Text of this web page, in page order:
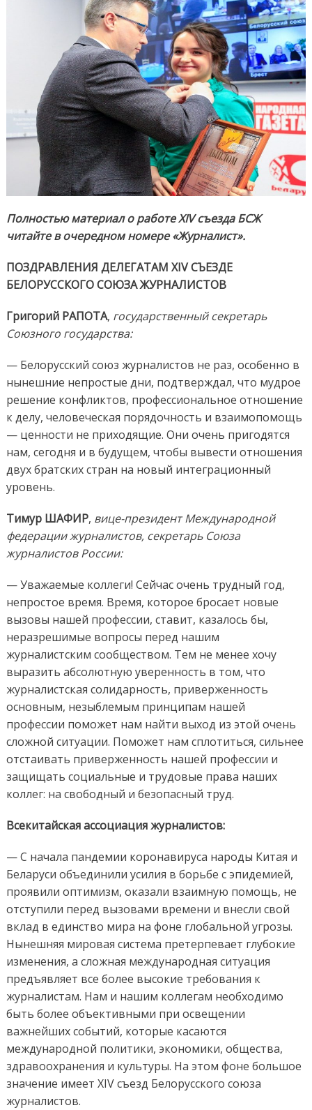
Полностью материал о работе XIV съезда БСЖ
читайте в очередном номере «Журналист».
ПОЗДРАВЛЕНИЯ ДЕЛЕГАТАМ XIV СЪЕЗДЕ
БЕЛОРУССКОГО СОЮЗА ЖУРНАЛИСТОВ
Григорий РАПОТА, государственный секретарь
Союзного государства:
— Белорусский союз журналистов не раз, особенно в
нынешние непростые дни, подтверждал, что мудрое
решение конфликтов, профессиональное отношение
к делу, человеческая порядочность и взаимопомощь
— ценности не приходящие. Они очень пригодятся
нам, сегодня и в будущем, чтобы вывести отношения
двух братских стран на новый интеграционный
уровень.
Тимур ШАФИР, вице-президент Международной
федерации журналистов, секретарь Союза
журналистов России:
— Уважаемые коллеги! Сейчас очень трудный год,
непростое время. Время, которое бросает новые
вызовы нашей профессии, ставит, казалось бы,
неразрешимые вопросы перед нашим
журналистским сообществом. Тем не менее хочу
выразить абсолютную уверенность в том, что
журналистская солидарность, приверженность
основным, незыблемым принципам нашей
профессии поможет нам найти выход из этой очень
сложной ситуации. Поможет нам сплотиться, сильнее
отстаивать приверженность нашей профессии и
защищать социальные и трудовые права наших
коллег: на свободный и безопасный труд.
Всекитайская ассоциация журналистов:
— С начала пандемии коронавируса народы Китая и
Беларуси объединили усилия в борьбе с эпидемией,
проявили оптимизм, оказали взаимную помощь, не
отступили перед вызовами времени и внесли свой
вклад в единство мира на фоне глобальной угрозы.
Нынешняя мировая система претерпевает глубокие
изменения, а сложная международная ситуация
предъявляет все более высокие требования к
журналистам. Нам и нашим коллегам необходимо
быть более объективными при освещении
важнейших событий, которые касаются
международной политики, экономики, общества,
здравоохранения и культуры. На этом фоне большое
значение имеет XIV съезд Белорусского союза
журналистов.